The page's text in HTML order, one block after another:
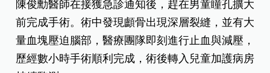
陳俊勳醫師在接獲急診通知後，趕在男童瞳孔擴大
前完成手術。術中發現顱骨出現深層裂縫，並有大
量血塊壓迫腦部，醫療團隊即刻進行止血與減壓，
歷經數小時手術順利完成，術後轉入兒童加護病房